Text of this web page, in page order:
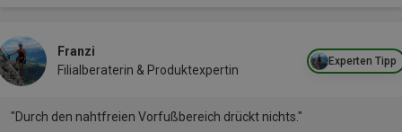
Experten Tipp
Franzi
Filialberaterin & Produktexpertin
"Durch den nahtfreien Vorfußbereich drückt nichts."